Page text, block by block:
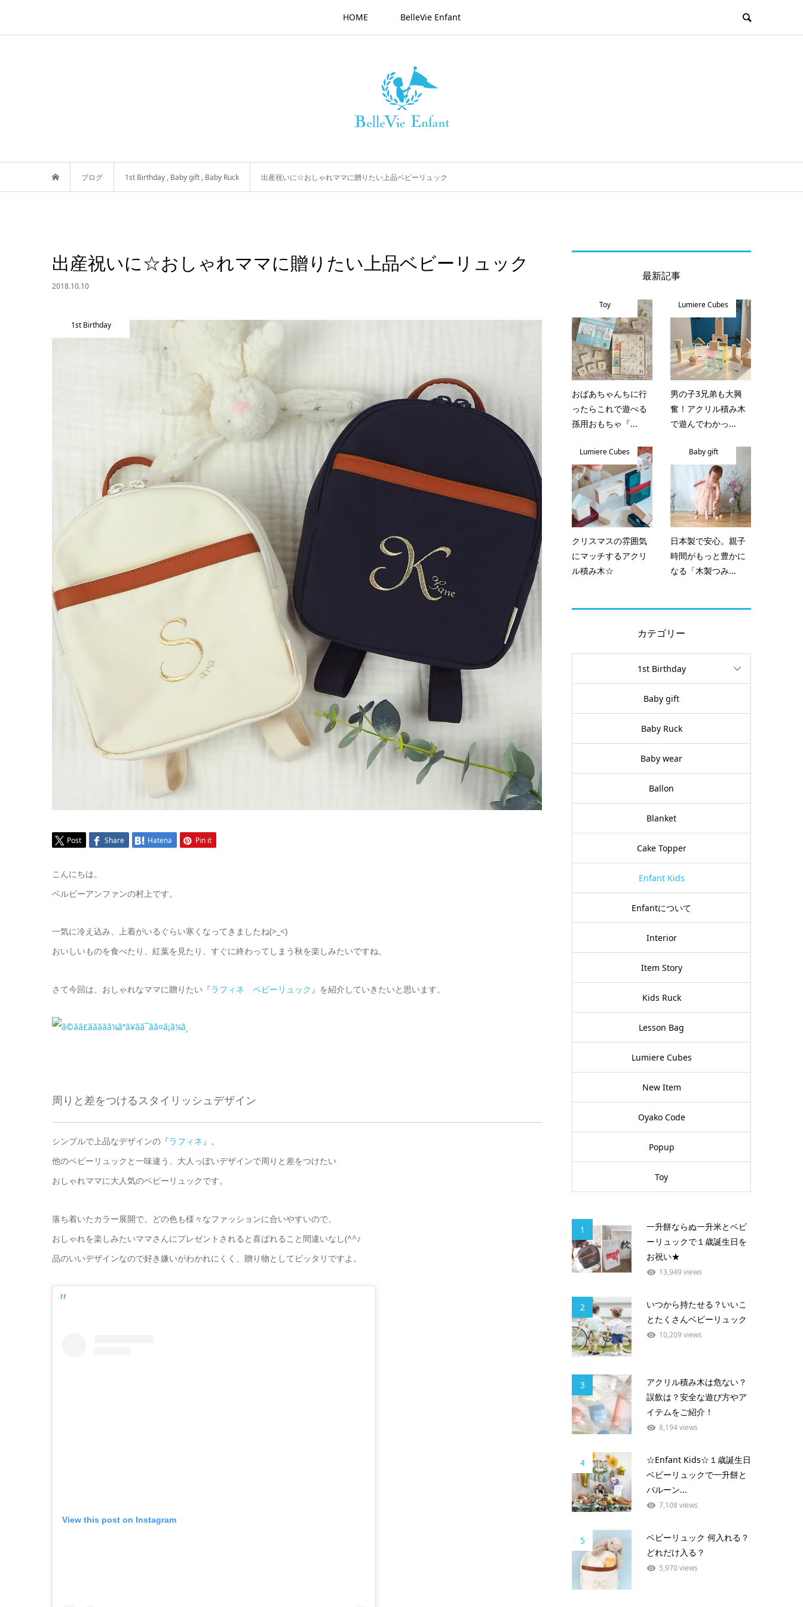
HOME BelleVie Enfant
ブログ 1st Birthday , Baby gift , Baby Ruck 出産祝いに☆おしゃれママに贈りたい上品ベビーリュック
出産祝いに☆おしゃれママに贈りたい上品ベビーリュック
2018.10.10
1st Birthday
Post Share Hatena Pin it
こんにちは。
ベルビーアンファンの村上です。
一気に冷え込み、上着がいるぐらい寒くなってきましたね(>_<)
おいしいものを食べたり、紅葉を見たり、すぐに終わってしまう秋を楽しみたいですね。
さて今回は、おしゃれなママに贈りたい『ラフィネ ベビーリュック 』を紹介していきたいと思います。
周りと差をつけるスタイリッシュデザイン
シンプルで上品なデザインの『ラフィネ』。
他のベビーリュックと一味違う、大人っぽいデザインで周りと差をつけたい
おしゃれママに大人気のベビーリュックです。
落ち着いたカラー展開で、どの色も様々なファッションに合いやすいので、
おしゃれを楽しみたいママさんにプレゼントされると喜ばれること間違いなし(^^♪
品のいいデザインなので好き嫌いがわかれにくく、贈り物としてピッタリですよ。
View this post on Instagram
最新記事
Toy
おばあちゃんちに行
ったらこれで遊べる
孫用おもちゃ『...
Lumiere Cubes
男の子3兄弟も大興
奮！アクリル積み木
で遊んでわかっ...
Lumiere Cubes
クリスマスの雰囲気
にマッチするアクリ
ル積み木☆
Baby gift
日本製で安心。親子
時間がもっと豊かに
なる「木製つみ...
カテゴリー
1st Birthday
Baby gift
Baby Ruck
Baby wear
Ballon
Blanket
Cake Topper
Enfant Kids
Enfantについて
Interior
Item Story
Kids Ruck
Lesson Bag
Lumiere Cubes
New Item
Oyako Code
Popup
Toy
1
一升餅ならぬ一升米とベビ
ーリュックで１歳誕生日を
お祝い★
13,949 views
2
いつから持たせる？いいこ
とたくさんベビーリュック
10,209 views
3
アクリル積み木は危ない？
誤飲は？安全な遊び方やア
イテムをご紹介！
8,194 views
4
☆Enfant Kids☆１歳誕生日
ベビーリュックで一升餅と
バルーン...
7,108 views
5
ベビーリュック 何入れる？
どれだけ入る？
5,970 views